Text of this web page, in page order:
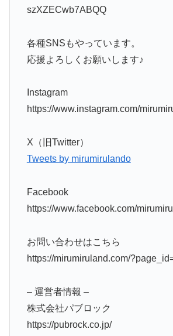
szXZECwb7ABQQ
各種SNSもやっています。
応援よろしくお願いします♪
Instagram
https://www.instagram.com/
X（旧Twitter）
Tweets by mirumirulando
Facebook
https://www.facebook.com/
お問い合わせはこちら
https://mirumiruland.com/
– 運営者情報 –
株式会社パブロック
https://pubrock.co.jp/